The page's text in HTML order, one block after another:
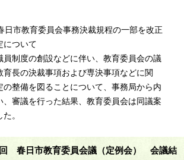
市教育委員会事務決裁規程の一部を改正
について
員制度の創設などに伴い、教育委員会の議
育長の決裁事項および専決事項などに関
の整備を図ることについて、事務局から内
、審議を行った結果、教育委員会は同議案
。
春日市教育委員会議（定例会） 会議結